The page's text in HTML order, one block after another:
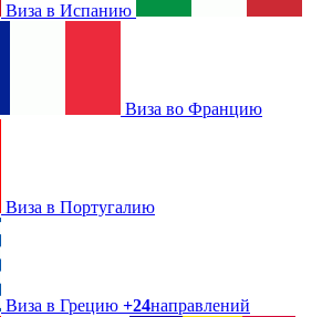
Виза в Испанию
Виза во Францию
Виза в Португалию
Виза в Грецию +24направлений